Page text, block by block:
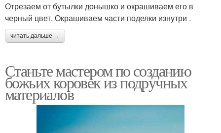
Отрезаем от бутылки донышко и окрашиваем его в
черный цвет. Окрашиваем части поделки изнутри .
читать дальше →
Станьте мастером по созданию
божьих коровек из подручных
материалов